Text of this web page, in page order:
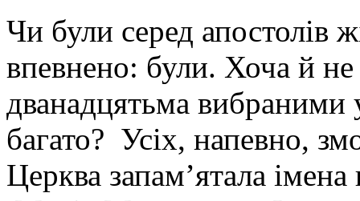
Чи були серед апостолів
впевнено: були. Хоча й не
дванадцятьма
багато? Усіх, напевно,
Церква запам’ятала